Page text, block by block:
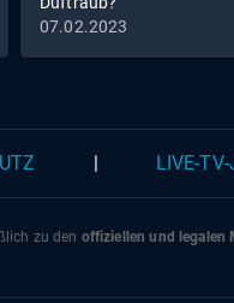
07.02.2023
LIVE-
zu den offiziellen und legalen